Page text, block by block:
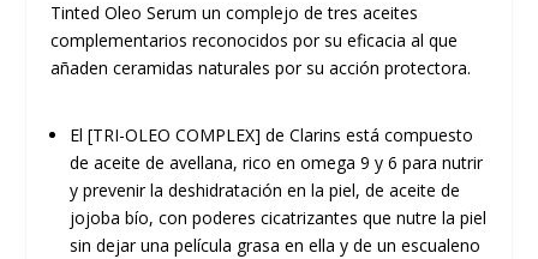
Tinted Oleo Serum un complejo de tres aceites
complementarios reconocidos por su eficacia al que
añaden ceramidas naturales por su acción protectora.
El [TRI-OLEO COMPLEX] de Clarins está compuesto
de aceite de avellana, rico en omega 9 y 6 para nutrir
y prevenir la deshidratación en la piel, de aceite de
jojoba bío, con poderes cicatrizantes que nutre la piel
sin dejar una película grasa en ella y de un escualeno